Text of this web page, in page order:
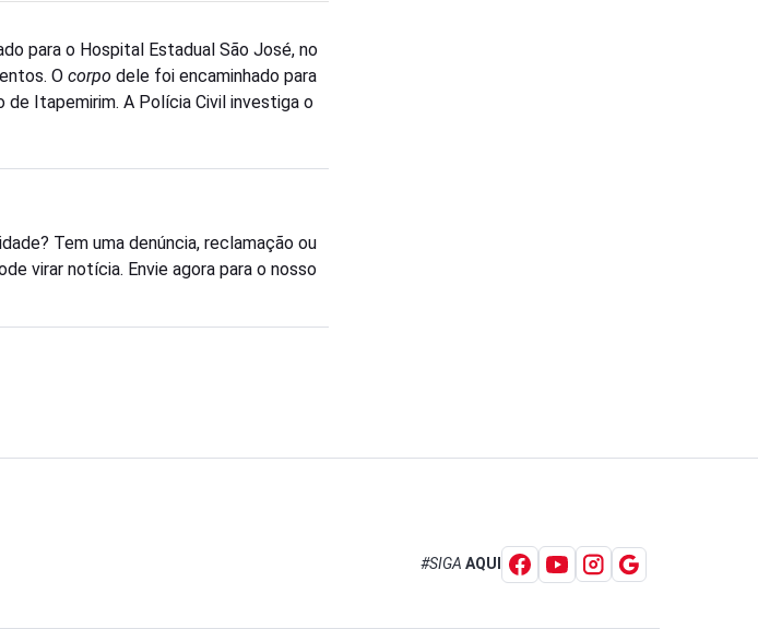
para o Hospital Estadual São José, no
O corpo dele foi encaminhado para
Itapemirim. A Polícia Civil investiga o
Tem uma denúncia, reclamação ou
virar notícia. Envie agora para o nosso
#SIGA AQUI